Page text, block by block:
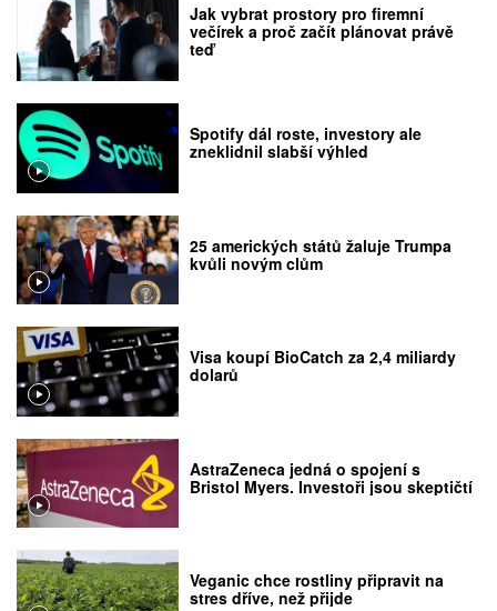
Jak vybrat prostory pro firemní
večírek a proč začít plánovat právě
teď
Spotify dál roste, investory ale
zneklidnil slabší výhled
25 amerických států žaluje Trumpa
kvůli novým clům
Visa koupí BioCatch za 2,4 miliardy
dolarů
AstraZeneca jedná o spojení s
Bristol Myers. Investoři jsou skeptičtí
Veganic chce rostliny připravit na
stres dříve, než přijde